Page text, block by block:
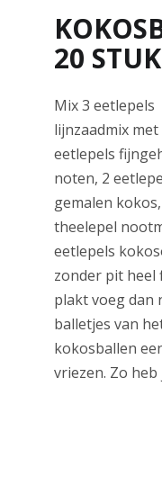
20
Mix 3 eetlepels
lijnzaadmix met
eetlepels
noten, 2
gemalen
theelepel
eetlepels
zonder pit heel
plakt voeg dan
balletjes van
kokosballen
vriezen. Zo